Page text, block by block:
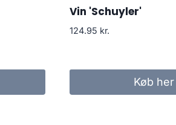
Vin 'Schuyler'
124.95 kr.
Køb her